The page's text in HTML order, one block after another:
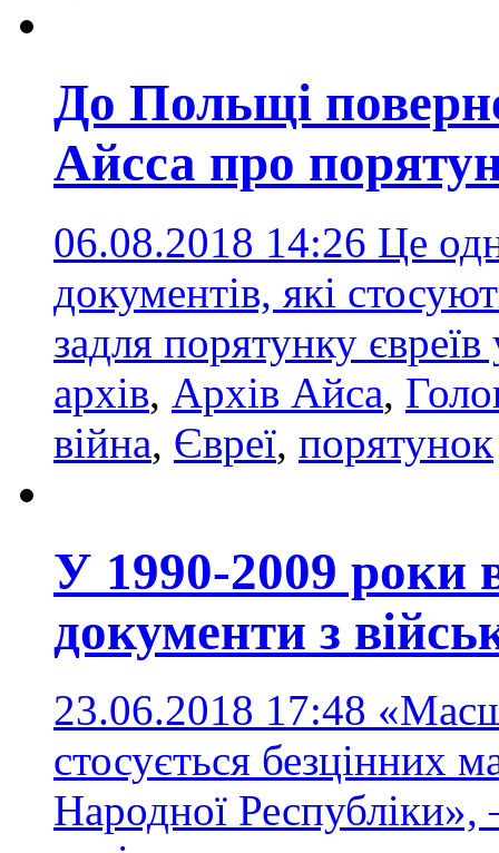
До Польщі
Айсса про
06.08.2018 14:26 Це
документів, які
задля порятунку
архів, Архів Айса,
війна, Євреї, порятунок
У 1990-2009 роки
документи з
23.06.2018 17:48
стосується безцінних
Народної